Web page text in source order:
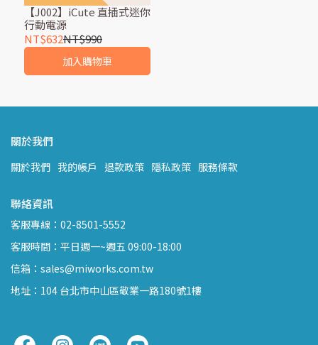
【J002】iCute 直插式迷你
行動電源
NT$632NT$990
加入購物車
關於我們
關於我們 我的帳戶 退款政策 隱私政策 服務條款
聯絡資訊
客服專線：02-8501-5552
客服時間：平日週一~週五 09:00-18:00
信箱：sales@miworks.com.tw
地址：104 台北市中山區敬業一路180號1樓